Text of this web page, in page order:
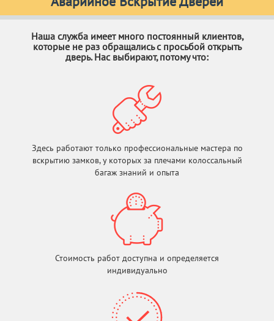
Наша служба имеет много постоянный клиентов,
которые не раз обращались с просьбой открыть
дверь. Нас выбирают, потому что:
Здесь работают только профессиональные мастера по
вскрытию замков, у которых за плечами колоссальный
багаж знаний и опыта
Стоимость работ доступна и определяется
индивидуально